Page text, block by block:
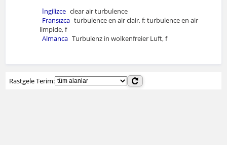
İngilizce clear air turbulence
Fransızca turbulence en air clair, f; turbulence en air
limpide, f
Almanca Turbulenz in wolkenfreier Luft, f
Rastgele Terim: